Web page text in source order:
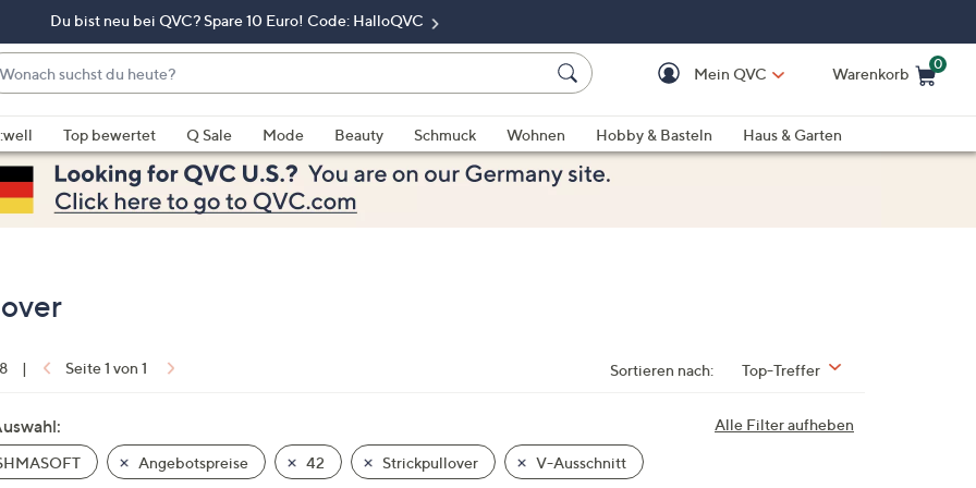
Du bist neu bei QVC? Spare 10 Euro! Code: HalloQVC
Mein QVC Warenkorb
0
Top bewertet Q Sale Mode Beauty Schmuck Wohnen Hobby & Basteln
Haus & Garten
| Seite 1 von 1 Sortieren nach: Top-Treffer
Alle Filter aufheben
Angebotspreise 42 Strickpullover V-Ausschnitt